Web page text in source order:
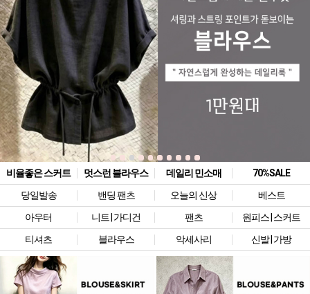
비율좋은 스커트 멋스런 블라우스 데일리 민소매
70%SALE
당일발송
밴딩 팬츠 오늘의 신상
베스트
아우터
니트 | 가디건 팬츠
원피스 | 스커트
티셔츠
블라우스 악세사리 신발 | 가방